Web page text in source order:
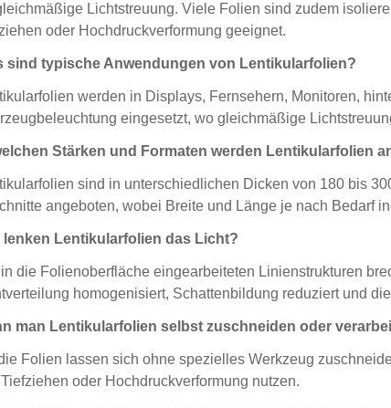
Lichtstreuung. Viele Folien sind zudem
oder Hochdruckverformung geeignet.
sind typische Anwendungen von Lentikularfolien?
werden in Displays, Fernsehern, Monitoren,
eingesetzt, wo gleichmäßige
Stärken und Formaten werden Lentikularfolien
sind in unterschiedlichen Dicken von 180 bis
angeboten, wobei Breite und Länge je nach Bedarf
lenken Lentikularfolien das Licht?
die Folienoberfläche eingearbeiteten Linienstrukturen
homogenisiert, Schattenbildung reduziert und
man Lentikularfolien selbst zuschneiden oder
Folien lassen sich ohne spezielles Werkzeug
oder Hochdruckverformung nutzen.